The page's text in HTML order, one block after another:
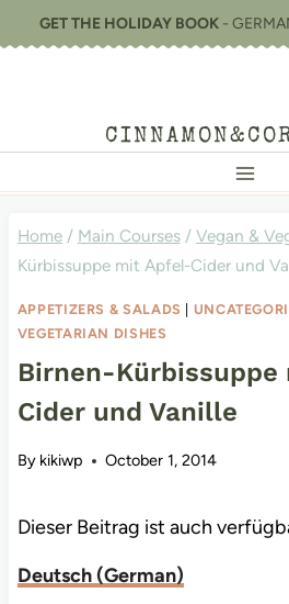
to
GET THE HOLIDAY BOOK -
Home / Main Courses / Vegan &
Kürbissuppe mit Apfel-Cider und
APPETIZERS & SALADS |
VEGETARIAN DISHES
Birnen-
Cider und Vanille
By kikiwp October 1, 2014
Dieser Beitrag ist auch
Deutsch(German)